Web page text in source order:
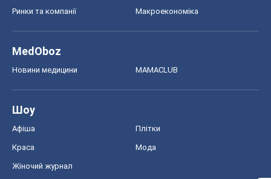
Ринки та компанії Макроекономіка
MedOboz
Новини медицини MAMACLUB
Шоу
Афіша Плітки
Краса Мода
Жіночий журнал